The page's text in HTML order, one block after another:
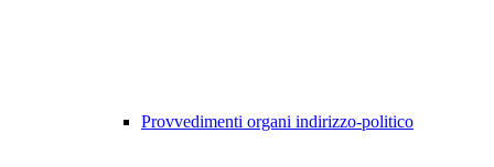
Provvedimenti organi indirizzo-politico